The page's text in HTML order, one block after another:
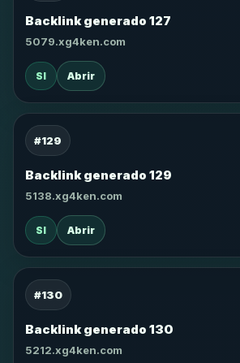
Backlink generado 127
5079.xg4ken.com
SI Abrir
#129
Backlink generado 129
5138.xg4ken.com
SI Abrir
#130
Backlink generado 130
5212.xg4ken.com